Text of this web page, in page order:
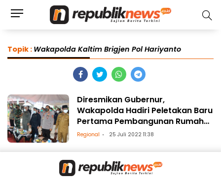
Topik : Wakapolda Kaltim Brigjen Pol Hariyanto
Diresmikan Gubernur,
Wakapolda Hadiri Peletakan Baru
Pertama Pembangunan Rumah
Layak Huni
Regional 25 Juli 2022 11:38